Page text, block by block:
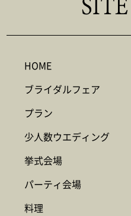
HOME
ブライダルフェア
プラン
少人数ウエディング
挙式会場
パーティ会場
料理